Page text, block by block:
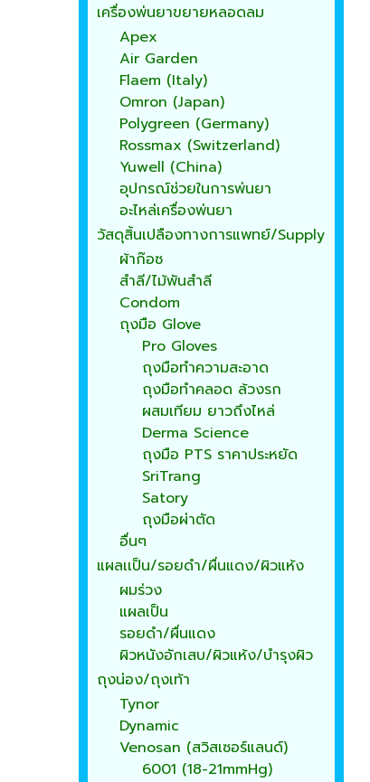
เครื่องพ่นยาขยายหลอดลม
Apex
Air Garden
Flaem (Italy)
Omron (Japan)
Polygreen (Germany)
Rossmax (Switzerland)
Yuwell (China)
อุปกรณ์ช่วยในการพ่นยา
อะไหล่เครื่องพ่นยา
วัสดุสิ้นเปลืองทางการแพทย์/Supply
ผ้าก๊อซ
สำลี/ไม้พันสำลี
Condom
ถุงมือ Glove
Pro Gloves
ถุงมือทำความสะอาด
ถุงมือทำคลอด ล้วงรก
ผสมเทียม ยาวถึงไหล่
Derma Science
ถุงมือ PTS ราคาประหยัด
SriTrang
Satory
ถุงมือผ่าตัด
อื่นๆ
แผลเเป็น/รอยดำ/ผื่นแดง/ผิวแห้ง
ผมร่วง
แผลเป็น
รอยดำ/ผื่นแดง
ผิวหนังอักเสบ/ผิวแห้ง/บำรุงผิว
ถุงน่อง/ถุงเท้า
Tynor
Dynamic
Venosan (สวิสเซอร์แลนด์)
6001 (18-21mmHg)